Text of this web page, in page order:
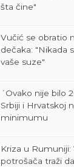
šta čine"
Vučić se obratio majci poginulog
dečaka: "Nikada
vaše suze"
´Ovako nije bilo 200 godina´: Dunav u
Srbiji i Hrvatskoj
minimumu
Kriza u Rumuniji: Vlada od velikih
potrošača traži